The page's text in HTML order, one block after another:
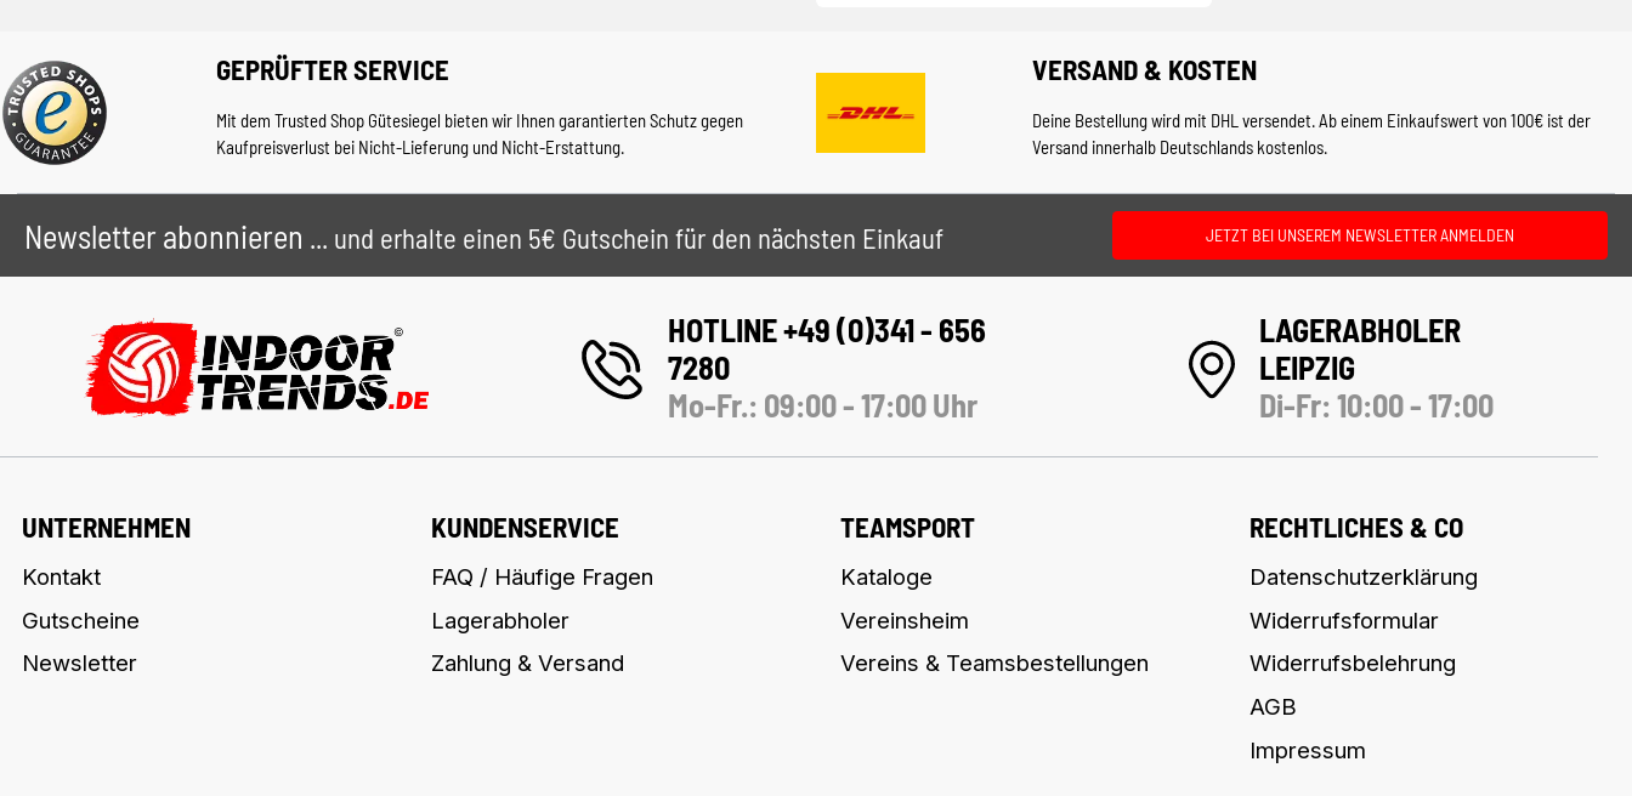
GEPRÜFTER SERVICE
Mit dem Trusted Shop Gütesiegel bieten wir Ihnen garantierten Schutz gegen
Kaufpreisverlust bei Nicht-Lieferung und Nicht-Erstattung.
VERSAND & KOSTEN
Deine Bestellung wird mit DHL versendet. Ab einem Einkaufswert von 100€ ist der
Versand innerhalb Deutschlands kostenlos.
Newsletter abonnieren ... und erhalte einen 5€ Gutschein für den nächsten Einkauf JETZT BEI UNSEREM NEWSLETTER ANMELDEN
HOTLINE +49 (0)341 - 656
7280
Mo-Fr.: 09:00 - 17:00 Uhr
LAGERABHOLER
LEIPZIG
Di-Fr: 10:00 - 17:00
UNTERNEHMEN
Kontakt
Gutscheine
Newsletter
KUNDENSERVICE
FAQ / Häufige Fragen
Lagerabholer
Zahlung & Versand
TEAMSPORT
Kataloge
Vereinsheim
Vereins & Teamsbestellungen
RECHTLICHES & CO
Datenschutzerklärung
Widerrufsformular
Widerrufsbelehrung
AGB
Impressum